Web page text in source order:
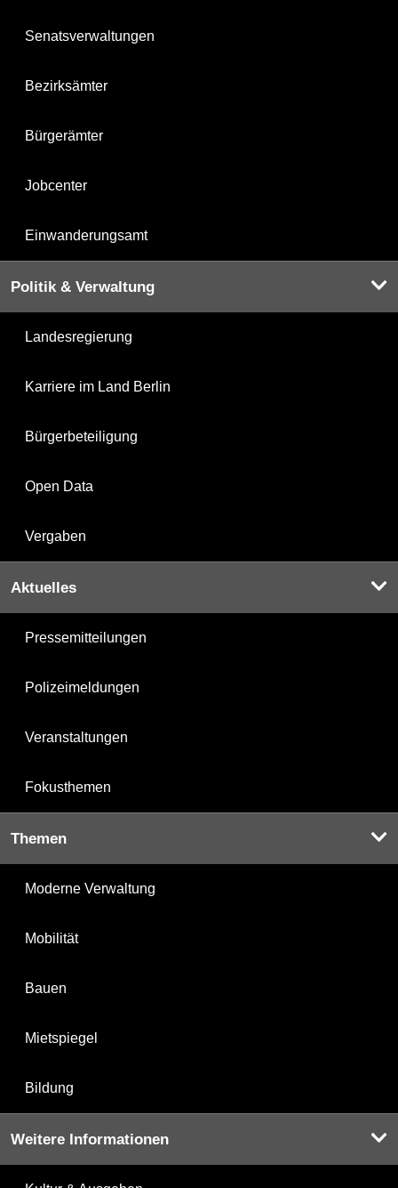
Senatsverwaltungen
Bezirksämter
Bürgerämter
Jobcenter
Einwanderungsamt
Politik & Verwaltung
Landesregierung
Karriere im Land Berlin
Bürgerbeteiligung
Open Data
Vergaben
Aktuelles
Pressemitteilungen
Polizeimeldungen
Veranstaltungen
Fokusthemen
Themen
Moderne Verwaltung
Mobilität
Bauen
Mietspiegel
Bildung
Weitere Informationen